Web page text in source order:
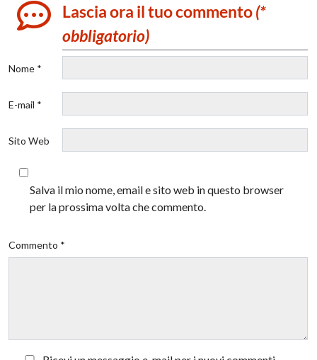
Lascia ora il tuo commento(*
obbligatorio)
Nome *
E-mail *
Sito Web
Salva il mio nome, email e sito web in questo browser
per la prossima volta che commento.
Commento *